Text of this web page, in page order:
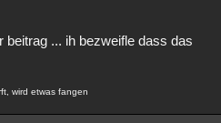
beitrag ... ih bezweifle dass das
wird etwas fangen